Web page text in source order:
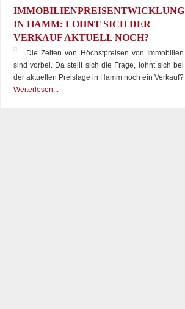
IMMOBILIENPREISENTWICKLUNG
IN HAMM: LOHNT SICH DER
VERKAUF AKTUELL NOCH?
Die Zeiten von Höchstpreisen von Immobilien
sind vorbei. Da stellt sich die Frage, lohnt sich bei
der aktuellen Preislage in Hamm noch ein Verkauf?
Weiterlesen...